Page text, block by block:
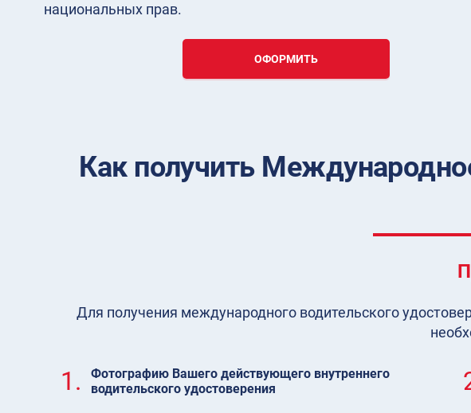
национальных прав.
ОФОРМИТЬ
Как получить
Для получения международного водительского
1.
Фотографию Вашего действующего внутреннего
водительского удостоверения